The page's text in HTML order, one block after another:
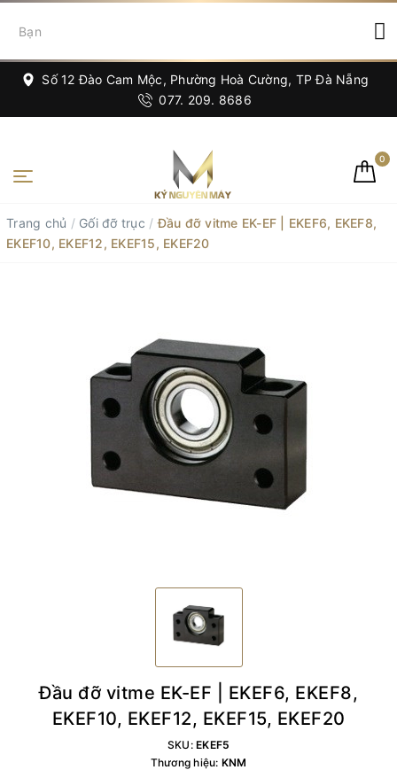
Số 12 Đào Cam Mộc, Phường Hoà Cường, TP Đà Nẵng
077. 209. 8686
0
Trang chủ / Gối đỡ trục /Đầu đỡ vitme EK-EF | EKEF6, EKEF8,
EKEF10, EKEF12, EKEF15, EKEF20
Đầu đỡ vitme EK-EF | EKEF6, EKEF8,
EKEF10, EKEF12, EKEF15, EKEF20
SKU: EKEF5
Thương hiệu: KNM